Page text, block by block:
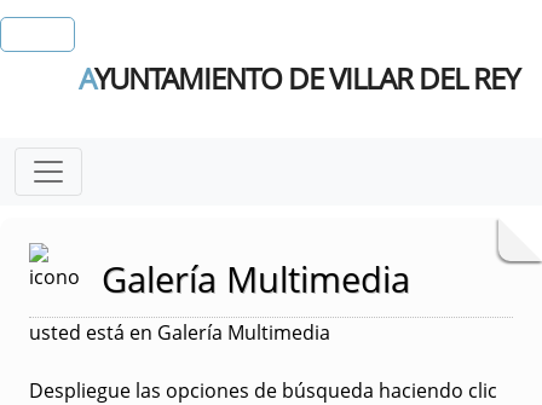
AYUNTAMIENTO DE VILLAR DEL REY
Galería Multimedia
usted está en Galería Multimedia
Despliegue las opciones de búsqueda haciendo clic